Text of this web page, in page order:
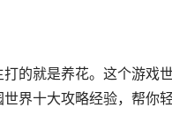
的就是养花。这个游戏
界十大攻略经验，帮你